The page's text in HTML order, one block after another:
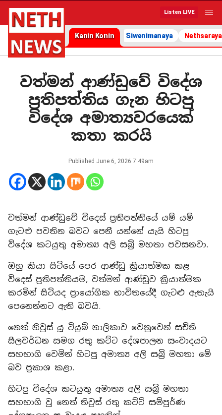
Listen LIVE
Kanin Konin Siwenimanaya Nethsaraya
වත්මන් ආණ්ඩුවේ විදේශ
ප්‍රතිපත්තිය ගැන හිටපු
විදේශ අමාත්‍යවරයෙක්
කතා කරයි
Published June 6, 2026 7:49am
වත්මන් ආණ්ඩුවේ විදෙස් ප්‍රතිපත්තියේ යම් යම්
ගැටළු පවතින බවට පෙනී යන්නේ යැයි හිටපු
විදේශ කටයුතු අමාත්‍ය අලි සබ්‍රි මහතා පවසනවා.
ඔහු කියා සිටියේ පෙර ආණ්ඩු ක්‍රියාත්මක කළ
විදෙස් ප්‍රතිපත්තියම, වත්මන් ආණ්ඩුව ක්‍රියාත්මක
කරමින් සිටියද ප්‍රායෝගික භාවිතයේදී ගැටළු ඇතැයි
පෙනෙන්නට ඇති බවයි.
නෙත් නිවුස් යූ ටියුබ් නාලිකාව වෙනුවෙන් සචිනි
සීලවර්ධන සමග රතු කට්ට දේශපාලන සංවාදයට
සහභාගි වෙමින් හිටපු අමාත්‍ය අලි සබ්‍රි මහතා මේ
බව ප්‍රකාශ කළා.
හිටපු විදේශ කටයුතු අමාත්‍ය අලි සබ්‍රි මහතා
සහභාගි වූ නෙත් නිවුස් රතු කට්ට් සම්පූර්ණ